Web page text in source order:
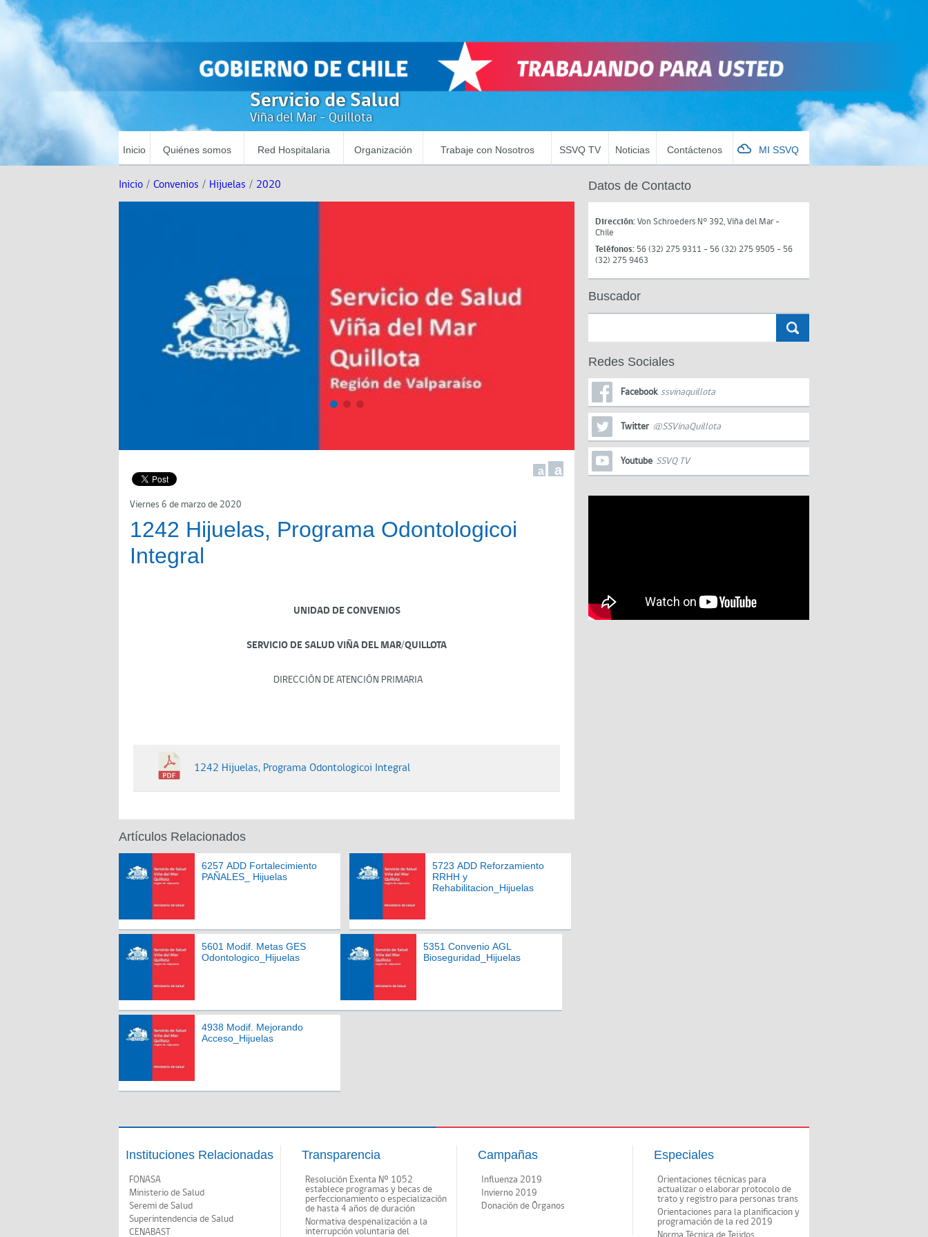
Servicio de Salud
Viña del Mar - Quillota
Inicio Quiénes somos Red Hospitalaria Organización Trabaje con Nosotros SSVQ TV Noticias Contáctenos MI SSVQ
Inicio / Convenios / Hijuelas / 2020
a a
Viernes 6 de marzo de 2020
1242 Hijuelas, Programa Odontologicoi
Integral
UNIDAD DE CONVENIOS
SERVICIO DE SALUD VIÑA DEL MAR/QUILLOTA
DIRECCIÓN DE ATENCIÓN PRIMARIA
1242 Hijuelas, Programa Odontologicoi Integral
Artículos Relacionados
6257 ADD Fortalecimiento
PAÑALES_ Hijuelas
5723 ADD Reforzamiento
RRHH y
Rehabilitacion_Hijuelas
5601 Modif. Metas GES
Odontologico_Hijuelas
5351 Convenio AGL
Bioseguridad_Hijuelas
4938 Modif. Mejorando
Acceso_Hijuelas
Datos de Contacto
Dirección:Von Schroeders N° 392, Viña del Mar -
Chile
Teléfonos: 56 (32) 275 9311 - 56 (32) 275 9505 - 56
(32) 275 9463
Buscador
Redes Sociales
Facebook ssvinaquillota
Twitter @SSVinaQuillota
Youtube SSVQ TV
Instituciones Relacionadas
FONASA
Ministerio de Salud
Seremi de Salud
Superintendencia de Salud
CENABAST
Transparencia
Resolución Exenta Nº 1052
establece programas y becas de
perfeccionamiento o especialización
de hasta 4 años de duración
Normativa despenalización a la
interrupción voluntaria del
Campañas
Influenza 2019
Invierno 2019
Donación de Órganos
Especiales
Orientaciones técnicas para
actualizar o elaborar protocolo de
trato y registro para personas trans
Orientaciones para la planificacion y
programación de la red 2019